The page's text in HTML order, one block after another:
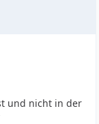
und nicht in der